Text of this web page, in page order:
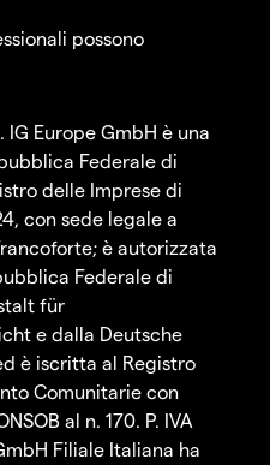
possono
Europe GmbH è una
Federale di
delle Imprese di
con sede legale a
è autorizzata
Federale di
für
e dalla Deutsche
è iscritta al Registro
Comunitarie con
al n. 170. P. IVA
Filiale Italiana ha